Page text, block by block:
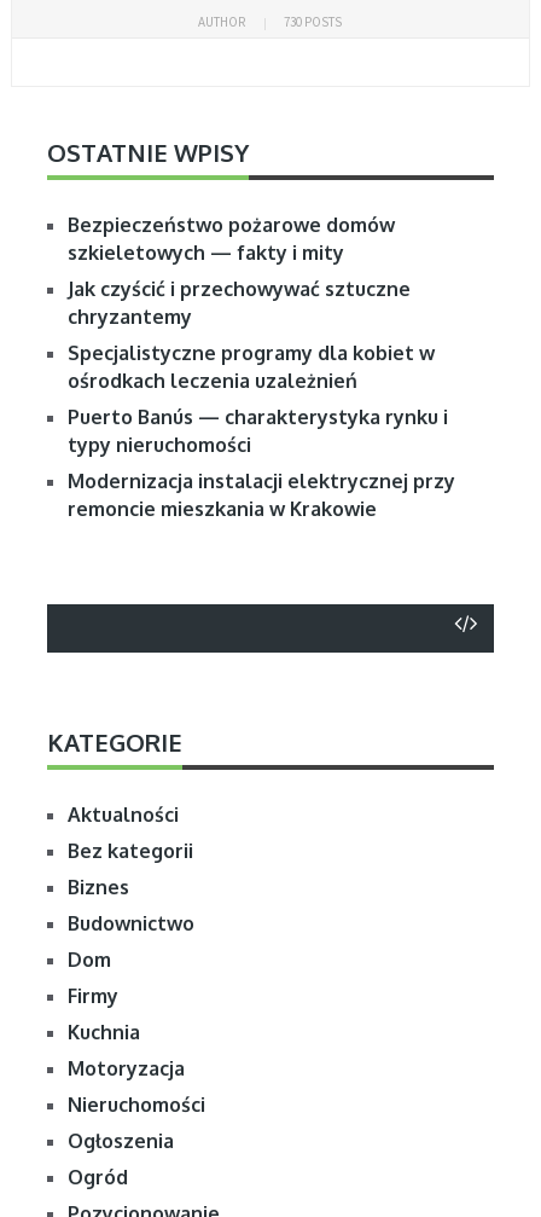
AUTHOR 730 POSTS
OSTATNIE WPISY
Bezpieczeństwo pożarowe domów
szkieletowych — fakty i mity
Jak czyścić i przechowywać sztuczne
chryzantemy
Specjalistyczne programy dla kobiet w
ośrodkach leczenia uzależnień
Puerto Banús — charakterystyka rynku i
typy nieruchomości
Modernizacja instalacji elektrycznej przy
remoncie mieszkania w Krakowie
KATEGORIE
Aktualności
Bez kategorii
Biznes
Budownictwo
Dom
Firmy
Kuchnia
Motoryzacja
Nieruchomości
Ogłoszenia
Ogród